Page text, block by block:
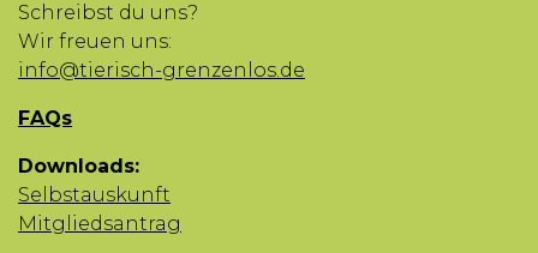
Schreibst du uns?
Wir freuen uns:
info@tierisch-grenzenlos.de
FAQs
Downloads:
Selbstauskunft
Mitgliedsantrag